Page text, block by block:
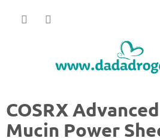
COSRX
Mucin Power